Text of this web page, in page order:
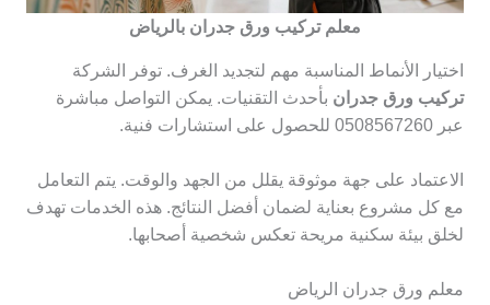
معلم تركيب ورق جدران بالرياض
اختيار الأنماط المناسبة مهم لتجديد الغرف. توفر الشركة
تركيب ورق جدران بأحدث التقنيات. يمكن التواصل مباشرة
عبر 0508567260 للحصول على استشارات فنية.
الاعتماد على جهة موثوقة يقلل من الجهد والوقت. يتم التعامل
مع كل مشروع بعناية لضمان أفضل النتائج. هذه الخدمات تهدف
لخلق بيئة سكنية مريحة تعكس شخصية أصحابها.
معلم ورق جدران الرياض